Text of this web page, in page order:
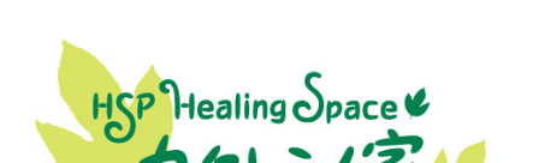
大阪心斎橋 瞑想 呼吸 癒し パワーストーンブレス
レット